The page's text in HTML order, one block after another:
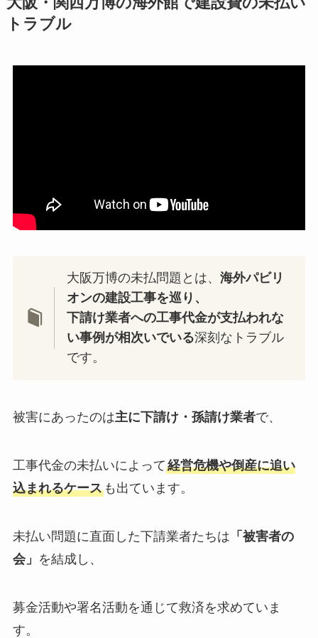
トラブル
大阪万博の未払問題とは、海外パビリ
オンの建設工事を巡り、
下請け業者への工事代金が支払われな
い事例が相次いでいる深刻なトラブル
です。
被害にあったのは主に下請け・孫請け業者で、
工事代金の未払いによって経営危機や倒産に追い
込まれるケースも出ています。
未払い問題に直面した下請業者たちは 「被害者の
会」 を結成し、
募金活動や署名活動を通じて救済を求めていま
す。